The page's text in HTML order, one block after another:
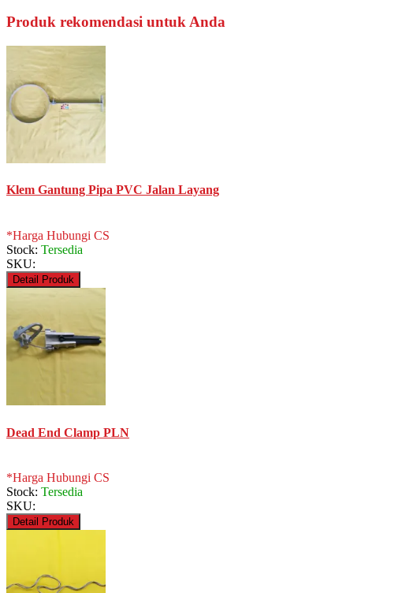
Produk rekomendasi untuk Anda
Klem Gantung Pipa PVC Jalan Layang
*Harga Hubungi CS
Stock: Tersedia
SKU:
Detail Produk
Dead End Clamp PLN
*Harga Hubungi CS
Stock: Tersedia
SKU:
Detail Produk